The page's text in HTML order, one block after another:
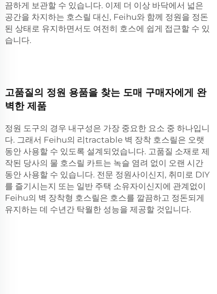
끔하게 보관할 수 있습니다. 이제 더 이상 바닥에서 넓은
공간을 차지하는 호스릴 대신, Feihu와 함께 정원을 정돈
된 상태로 유지하면서도 여전히 호스에 쉽게 접근할 수 있
습니다.
고품질의 정원 용품을 찾는 도매 구매자에게 완
벽한 제품
정원 도구의 경우 내구성은 가장 중요한 요소 중 하나입니
다. 그래서 Feihu의 리tractable 벽 장착 호스릴은 오랫
동안 사용할 수 있도록 설계되었습니다. 고품질 소재로 제
작된 당사의 물 호스릴 카트는 녹슬 염려 없이 오랜 시간
동안 사용할 수 있습니다. 전문 정원사이신지, 취미로 DIY
를 즐기시는지 또는 일반 주택 소유자이신지에 관계없이
Feihu의 벽 장착형 호스릴은 호스를 깔끔하고 정돈되게
유지하는 데 수년간 탁월한 성능을 제공할 것입니다.